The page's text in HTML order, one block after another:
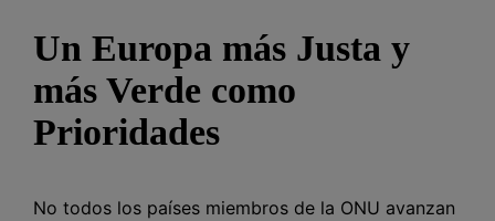
Un Europa más Justa y
más Verde como
Prioridades
No todos los países miembros de la ONU avanzan